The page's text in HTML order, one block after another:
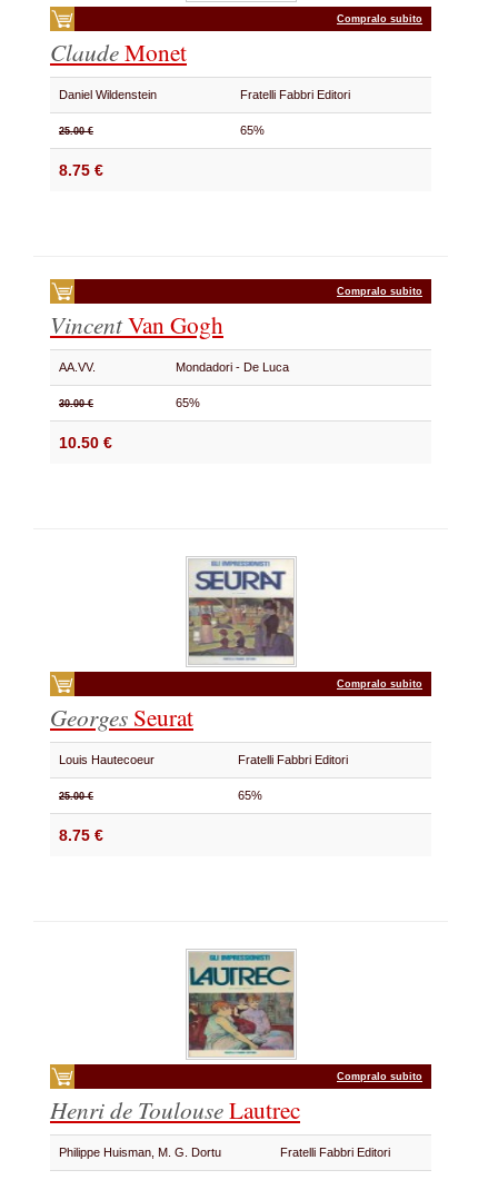
Compralo subito
ClaudeMonet
Daniel Wildenstein Fratelli Fabbri Editori
25.00 € 65%
8.75 €
Compralo subito
VincentVan Gogh
AA.VV. Mondadori - De Luca
30.00 € 65%
10.50 €
Compralo subito
Georges Seurat
Louis Hautecoeur Fratelli Fabbri Editori
25.00 € 65%
8.75 €
Compralo subito
Henri de ToulouseLautrec
Philippe Huisman, M. G. Dortu Fratelli Fabbri Editori